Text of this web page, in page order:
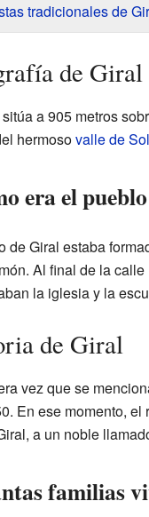
tradicionales de
de Giral
a 905 metros
hermosovalle de
era el
de Giral estaba
Al final de la
la iglesia y la
de Giral
vez que se
En ese momento, el
a un noble
familias